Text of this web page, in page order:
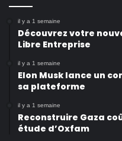
il y a 1 semaine
Découvrez votre
Libre Entreprise
il y a 1 semaine
Elon Musk lance un
sa plateforme
il y a 1 semaine
Reconstruire Gaza
étude d’Oxfam